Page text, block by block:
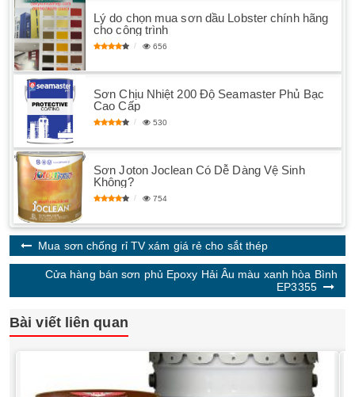
Lý do chọn mua sơn dầu Lobster chính hãng
cho công trình
656
Sơn Chịu Nhiệt 200 Độ Seamaster Phủ Bạc
Cao Cấp
530
Sơn Joton Joclean Có Dễ Dàng Vệ Sinh
Không?
754
Mua sơn chống rỉ TV xám giá rẻ cho sắt thép
Cửa hàng bán sơn phủ Epoxy Hải Âu màu xanh hòa Bình
EP3355
Bài viết liên quan